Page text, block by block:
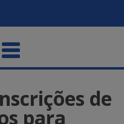
de
para